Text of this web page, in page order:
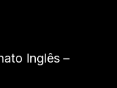
Inglês –